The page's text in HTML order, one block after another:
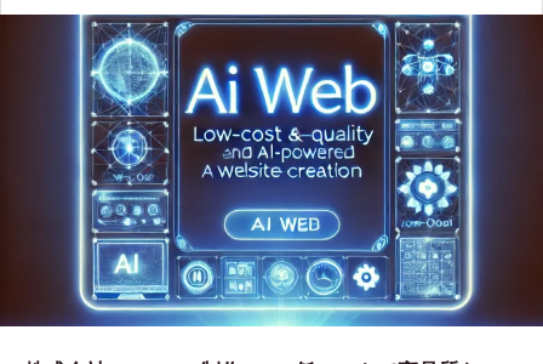
あっ！と おどろく、みらいをつくる。
SERVICE
事業概要
COMPANY
WORKS
制作実績